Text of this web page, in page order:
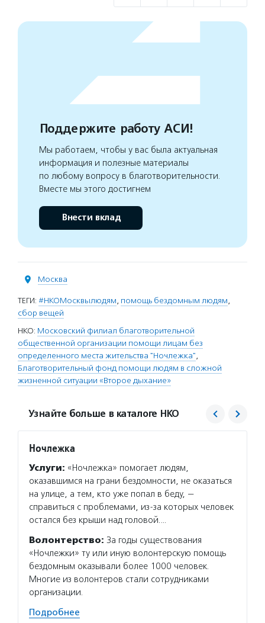
Поддержите работу АСИ!
Мы работаем, чтобы у вас была актуальная
информация и полезные материалы
по любому вопросу в благотворительности.
Вместе мы этого достигнем
Внести вклад
Москва
ТЕГИ: #НКОМосквылюдям, помощь бездомным людям,
сбор вещей
НКО: Московский филиал благотворительной
общественной организации помощи лицам без
определенного места жительства "Ночлежка",
Благотворительный фонд помощи людям в сложной
жизненной ситуации «Второе дыхание»
Узнайте больше в каталоге НКО
Ночлежка
Услуги: «Ночлежка» помогает людям,
оказавшимся на грани бездомности, не оказаться
на улице, а тем, кто уже попал в беду, —
справиться с проблемами, из-за которых человек
остался без крыши над головой.…
Волонтерство: За годы существования
«Ночлежки» ту или иную волонтерскую помощь
бездомным оказывали более 1000 человек.
Многие из волонтеров стали сотрудниками
организации.
Подробнее